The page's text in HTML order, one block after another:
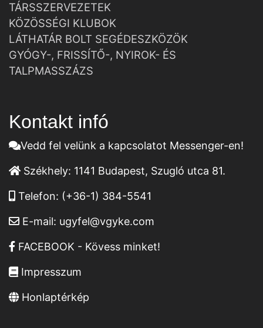
TÁRSSZERVEZETEK
KÖZÖSSÉGI KLUBOK
LÁTHATÁR BOLT SEGÉDESZKÖZÖK
GYÓGY-, FRISSÍTŐ-, NYIROK- ÉS
TALPMASSZÁZS
Kontakt infó
Vedd fel velünk a kapcsolatot Messenger-en!
Székhely: 1141 Budapest, Szugló utca 81.
Telefon: (+36-1) 384-5541
E-mail: ugyfel@vgyke.com
FACEBOOK - Kövess minket!
Impresszum
Honlaptérkép